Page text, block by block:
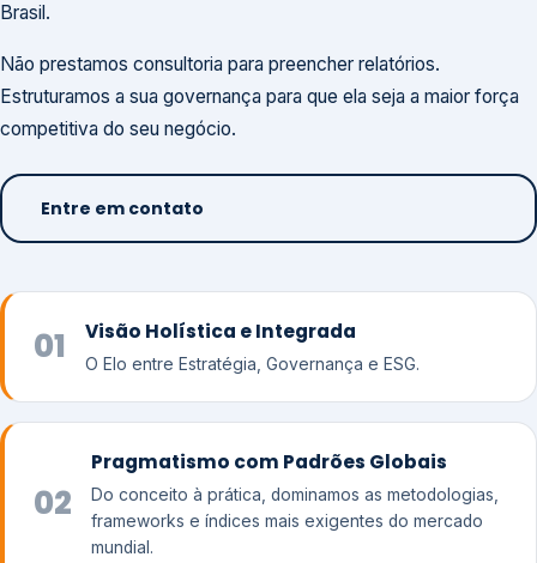
Brasil.
Não prestamos consultoria para preencher relatórios.
Estruturamos a sua governança para que ela seja a maior força
competitiva do seu negócio.
Entre em contato
01 Visão Holística e Integrada
O Elo entre Estratégia, Governança e ESG.
02
Pragmatismo com Padrões Globais
Do conceito à prática, dominamos as metodologias,
frameworks e índices mais exigentes do mercado
mundial.